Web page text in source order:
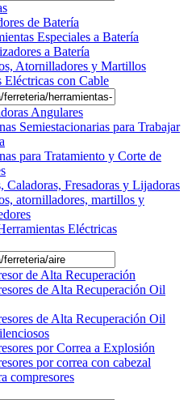
de Batería
Especiales a Batería
a Batería
Atornilladores y Martillos
Eléctricas con Cable
Angulares
Semiestacionarias para Trabajar
para Tratamiento y Corte de
Caladoras, Fresadoras y Lijadoras
atornilladores, martillos y
Eléctricas
de Alta Recuperación
de Alta Recuperación Oil
de Alta Recuperación Oil
por Correa a Explosión
por correa con cabezal
compresores